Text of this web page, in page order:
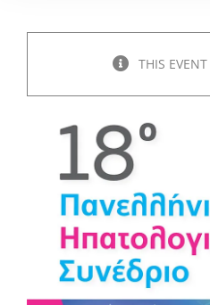
THIS